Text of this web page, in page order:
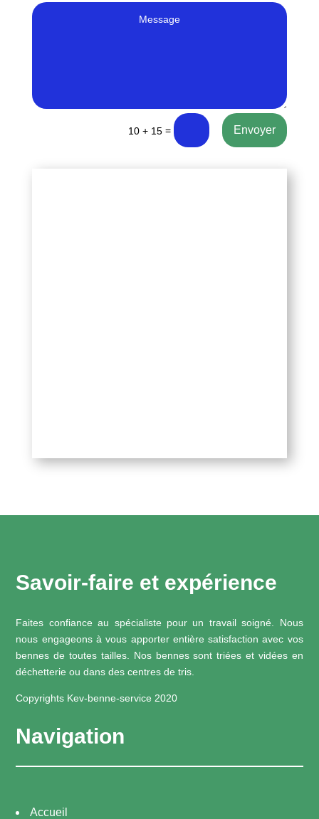
10 + 15 = Envoyer
Savoir-faire et expérience
Faites confiance au spécialiste pour un travail soigné. Nous
nous engageons à vous apporter entière satisfaction avec vos
bennes de toutes tailles. Nos bennes sont triées et vidées en
déchetterie ou dans des centres de tris.
Copyrights Kev-benne-service 2020
Navigation
Accueil